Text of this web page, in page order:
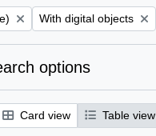
Remove filter:
With digital objects
options
Card view Table view